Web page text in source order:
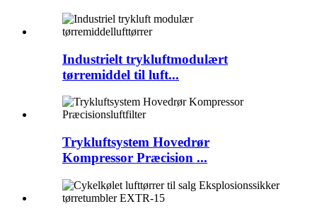
Industrielt trykluftmodulært
tørremiddel til luft...
Trykluftsystem Hovedrør
Kompressor Præcision ...